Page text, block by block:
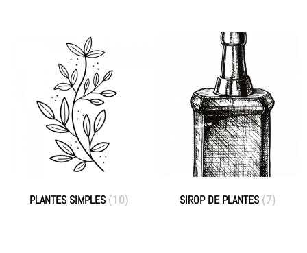
PLANTES SIMPLES (10) SIROP DE PLANTES (7)